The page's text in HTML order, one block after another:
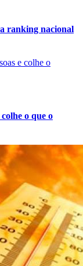
ranking nacional
o que o